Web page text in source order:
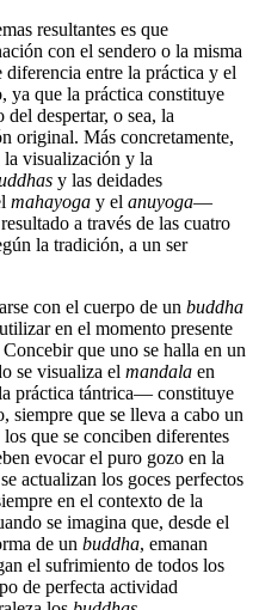
resultantes es que
con el sendero o la misma
entre la práctica y el
ya que la práctica constituye
despertar, o sea, la
original. Más concretamente,
la visualización y la
y las deidades
mahayoga y el anuyoga―
a través de las cuatro
la tradición, a un ser
con el cuerpo de un buddha
en el momento presente
que uno se halla en un
se visualiza el mandala en
práctica tántrica― constituye
siempre que se lleva a cabo un
que se conciben diferentes
evocar el puro gozo en la
actualizan los goces perfectos
en el contexto de la
se imagina que, desde el
de un buddha, emanan
el sufrimiento de todos los
de perfecta actividad